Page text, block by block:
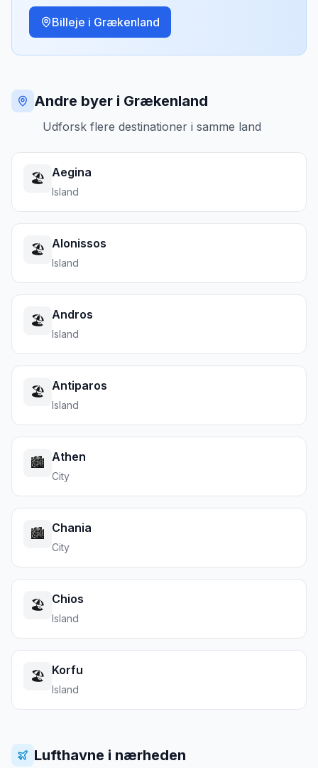
Billeje i Grækenland
Andre byer i Grækenland
Udforsk flere destinationer i samme land
🏖️ Aegina
Island
🏖️ Alonissos
Island
🏖️ Andros
Island
🏖️ Antiparos
Island
🏙️ Athen
City
🏙️ Chania
City
🏖️ Chios
Island
🏖️ Korfu
Island
Lufthavne i nærheden